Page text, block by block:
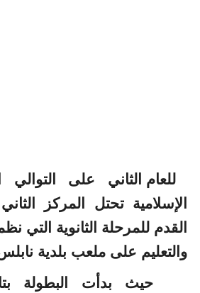
للعام الثاني على التوالي
الإسلامية تحتل المركز
القدم للمرحلة الثانوية التي
والتعليم على ملعب بلدية